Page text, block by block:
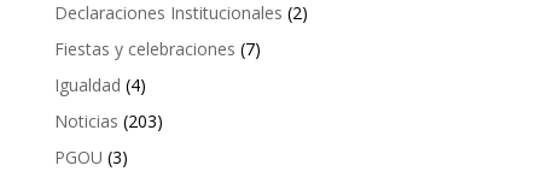
Declaraciones Institucionales (2)
Fiestas y celebraciones (7)
Igualdad (4)
Noticias (203)
PGOU (3)